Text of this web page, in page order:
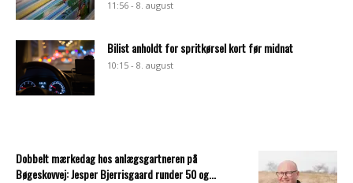
11:56 - 8. august
Bilist anholdt for spritkørsel kort før midnat
10:15 - 8. august
Dobbelt mærkedag hos anlægsgartneren på
Bøgeskovvej: Jesper Bjerrisgaard runder 50 og...